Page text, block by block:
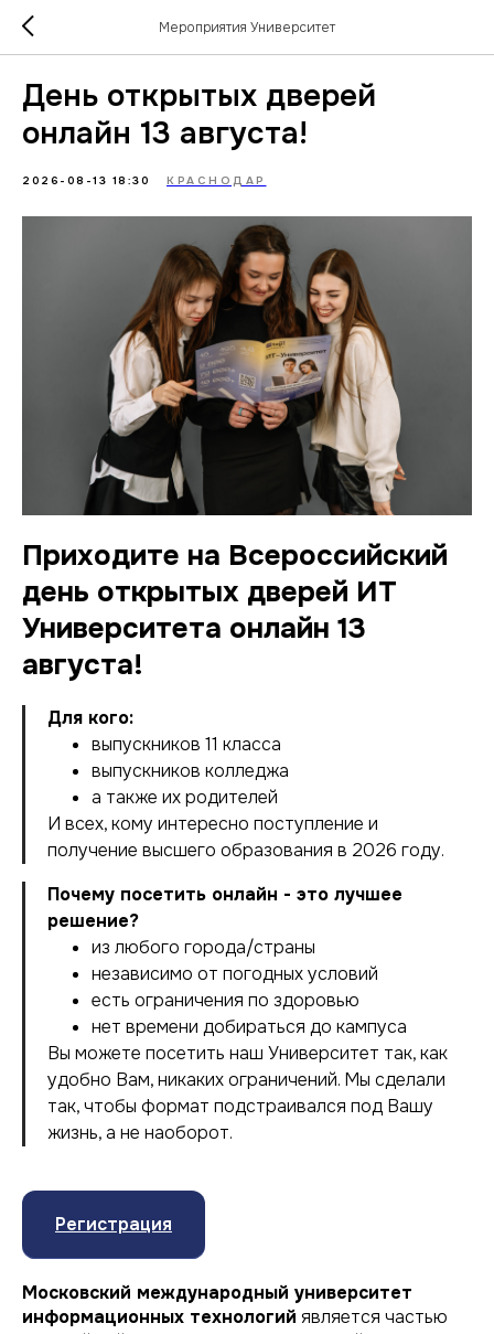
Мероприятия Университет
День открытых дверей
онлайн 13 августа!
2026-08-13 18:30 КРАСНОДАР
Приходите на Всероссийский
день открытых дверей ИТ
Университета онлайн 13
августа!
Для кого:
выпускников 11 класса
выпускников колледжа
а также их родителей
И всех, кому интересно поступление и
получение высшего образования в 2026 году.
Почему посетить онлайн - это лучшее
решение?
из любого города/страны
независимо от погодных условий
есть ограничения по здоровью
нет времени добираться до кампуса
Вы можете посетить наш Университет так, как
удобно Вам, никаких ограничений. Мы сделали
так, чтобы формат подстраивался под Вашу
жизнь, а не наоборот.
Регистрация
Московский международный университет
информационных технологий является частью